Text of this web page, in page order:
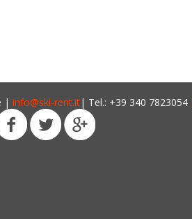
| info@ski-rent.it| Tel.: +39 340 7823054